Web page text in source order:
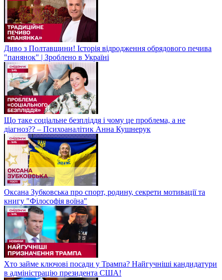
Диво з Полтавщини! Історія відродження обрядового печива
"панянок" | Зроблено в Україні
Що таке соціальне безпліддя і чому це проблема, а не
діагноз?? – Психоаналітик Анна Кушнерук
Оксана Зубковська про спорт, родину, секрети мотивації та
книгу "Філософія воїна"
Хто займе ключові посади у Трампа? Найгучніші кандидатури
в адміністрацію президента США!